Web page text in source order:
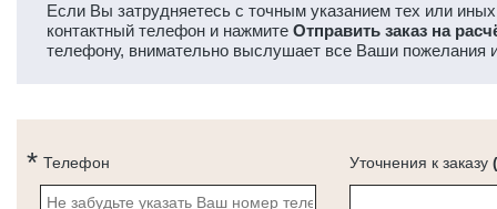
Если Вы затрудняетесь с точным указанием тех или
контактный телефон и нажмите Отправить заказ на
телефону, внимательно выслушает все Ваши пожелания
Телефон Уточнения к заказу